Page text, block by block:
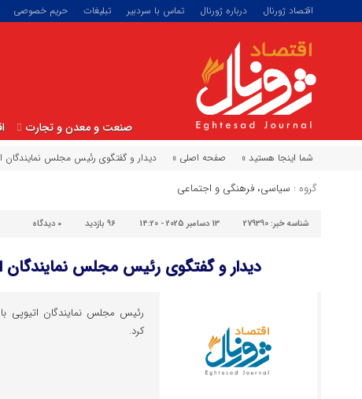
اقتصاد ژورنال درباره ژورنال تماس با سردبیر تبلیغات حریم خصوصی
صنعت و معدن و تجارت
شما اینجا هستید » صفحه اصلی » دیدار و گفتگوی رئیس مجلس نمایندگان
گروه : سیاسی، فرهنگی و اجتماعی
شناسه خبر: 279390 13 دسامبر 2025 - 14:20 96 بازدید ۰ دیدگاه
دیدار و گفتگوی رئیس مجلس نمایندگان
رئیس مجلس نمایندگان اتیوپی
کرد.